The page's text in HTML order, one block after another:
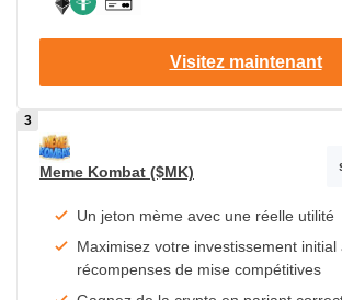
Visitez maintenant
Meme Kombat ($MK)
Un jeton mème avec une réelle utilité
Maximisez votre investissement initial
récompenses de mise compétitives